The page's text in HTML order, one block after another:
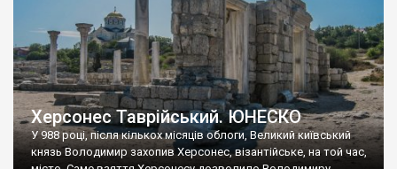
Херсонес Таврійський. ЮНЕСКО
У 988 році, після кількох місяців облоги, Великий київський
князь Володимир захопив Херсонес, візантійське, на той час,